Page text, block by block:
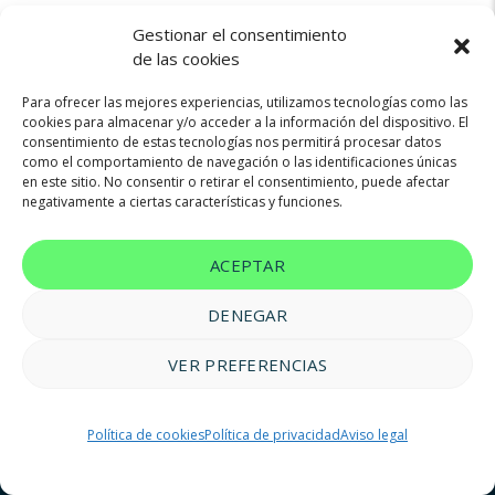
Gestionar el consentimiento
de las cookies
Para ofrecer las mejores experiencias, utilizamos tecnologías como las
cookies para almacenar y/o acceder a la información del dispositivo. El
consentimiento de estas tecnologías nos permitirá procesar datos
como el comportamiento de navegación o las identificaciones únicas
en este sitio. No consentir o retirar el consentimiento, puede afectar
negativamente a ciertas características y funciones.
ACEPTAR
DENEGAR
VER PREFERENCIAS
Política de cookiesPolítica de privacidadAviso legal
Not found any vehicle based on your filter
Try another filter, location or keywords
Reset filters
de cookies|Accesibilidad